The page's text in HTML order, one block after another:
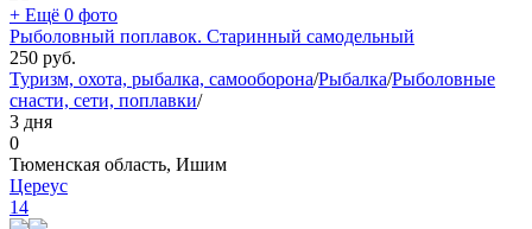
+ Ещё 0 фото
Рыболовный поплавок. Старинный самодельный
250 руб.
Туризм, охота, рыбалка, самооборона/Рыбалка/Рыболовные
снасти, сети, поплавки/
3 дня
0
Тюменская область, Ишим
Цереус
14